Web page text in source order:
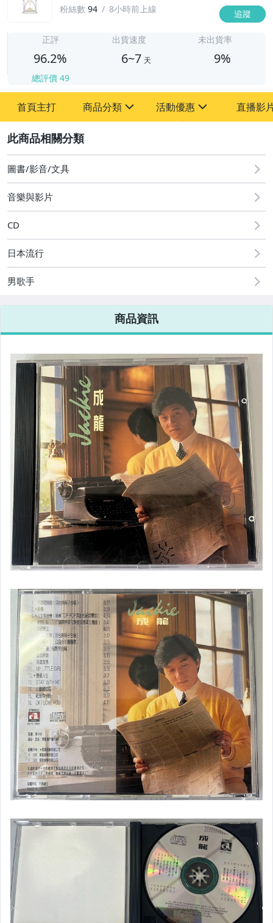
粉絲數 94 8小時前上線 追蹤
正評
96.2%
總評價 49
出貨速度
6~7 天
未出貨率
9%
首頁主打 商品分類
其它
活動優惠
[全店] 粉絲專享
[全店] 週年慶
直播影
圖書/影音/文具
音樂與影片
CD
日本流行
男歌手
商品資訊